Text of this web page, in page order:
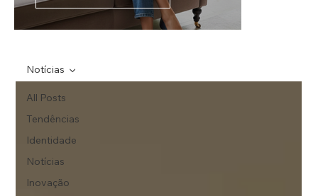
All Posts
Tendências
Identidade
Notícias
Inovação
Notícias